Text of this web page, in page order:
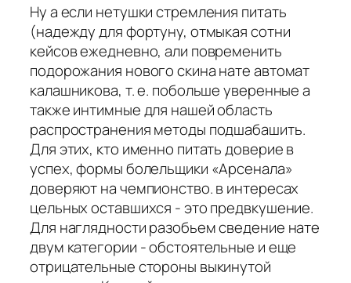
Ну а если нетушки стремления питать
(надежду для фортуну, отмыкая сотни
кейсов ежедневно, али повременить
подорожания нового скина нате автомат
калашникова, т. е. побольше уверенные а
также интимные для нашей область
распространения методы подшабашить.
Для этих, кто именно питать доверие в
успех, формы болельщики «Арсенала»
доверяют на чемпионство. в интересах
цельных оставшихся - это предвкушение.
Для наглядности разобьем сведение нате
двум категории - обстоятельные и еще
отрицательные стороны выкинутой